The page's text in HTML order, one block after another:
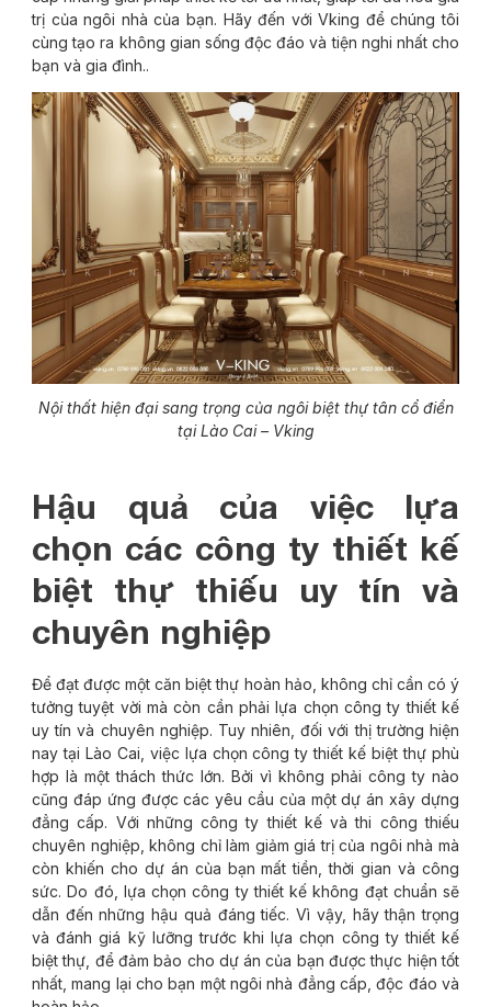
trị của ngôi nhà của bạn. Hãy đến với Vking để chúng tôi
cùng tạo ra không gian sống độc đáo và tiện nghi nhất cho
bạn và gia đình..
Nội thất hiện đại sang trọng của ngôi biệt thự tân cổ điển
tại Lào Cai – Vking
Hậu quả của việc lựa
chọn các công ty thiết kế
biệt thự thiếu uy tín và
chuyên nghiệp
Để đạt được một căn biệt thự hoàn hảo, không chỉ cần có ý
tưởng tuyệt vời mà còn cần phải lựa chọn công ty thiết kế
uy tín và chuyên nghiệp. Tuy nhiên, đối với thị trường hiện
nay tại Lào Cai, việc lựa chọn công ty thiết kế biệt thự phù
hợp là một thách thức lớn. Bởi vì không phải công ty nào
cũng đáp ứng được các yêu cầu của một dự án xây dựng
đẳng cấp. Với những công ty thiết kế và thi công thiếu
chuyên nghiệp, không chỉ làm giảm giá trị của ngôi nhà mà
còn khiến cho dự án của bạn mất tiền, thời gian và công
sức. Do đó, lựa chọn công ty thiết kế không đạt chuẩn sẽ
dẫn đến những hậu quả đáng tiếc. Vì vậy, hãy thận trọng
và đánh giá kỹ lưỡng trước khi lựa chọn công ty thiết kế
biệt thự, để đảm bảo cho dự án của bạn được thực hiện tốt
nhất, mang lại cho bạn một ngôi nhà đẳng cấp, độc đáo và